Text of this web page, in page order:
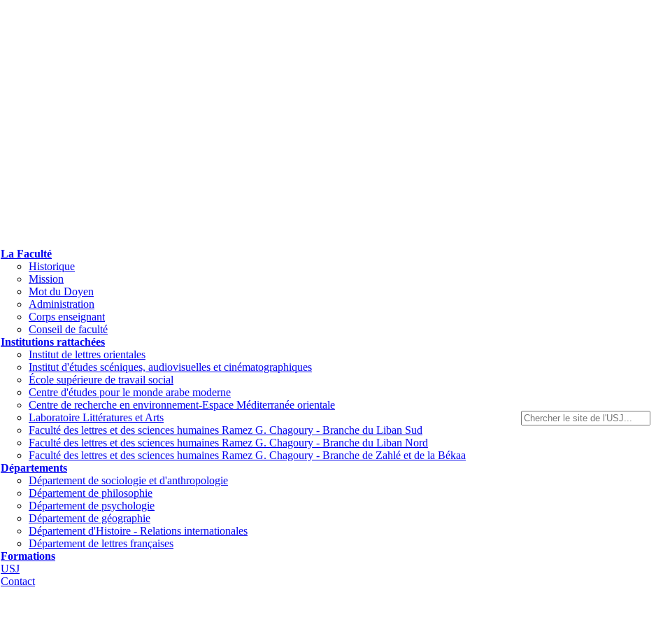
La Faculté
Historique
Mission
Mot du Doyen
Administration
Corps enseignant
Conseil de faculté
Institutions rattachées
Institut de lettres orientales
Institut d'études scéniques, audiovisuelles et cinématographiques
École supérieure de travail social
Centre d'études pour le monde arabe moderne
Centre de recherche en environnement-Espace Méditerranée orientale
Laboratoire Littératures et Arts
Faculté des lettres et des sciences humaines Ramez G. Chagoury - Branche du Liban Sud
Faculté des lettres et des sciences humaines Ramez G. Chagoury - Branche du Liban Nord
Faculté des lettres et des sciences humaines Ramez G. Chagoury - Branche de Zahlé et de la Békaa
Départements
Département de sociologie et d'anthropologie
Département de philosophie
Département de psychologie
Département de géographie
Département d'Histoire - Relations internationales
Département de lettres françaises
Formations
USJ
Contact